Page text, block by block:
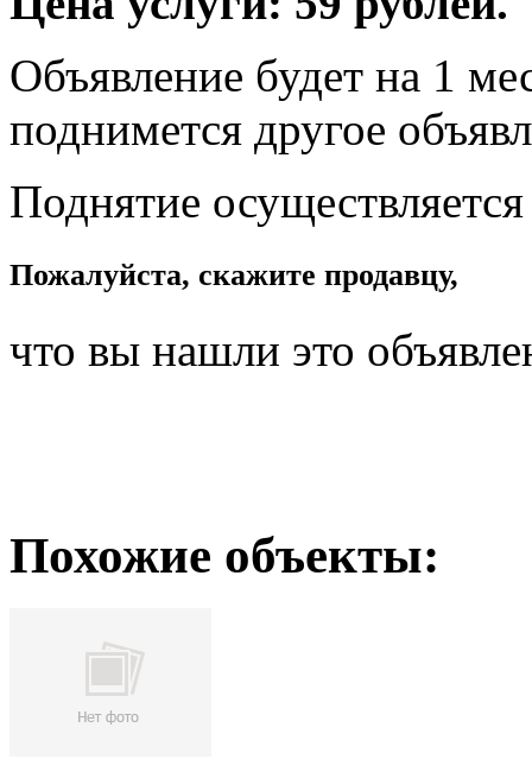
Объявление будет на 1
поднимется другое
Поднятие
Пожалуйста, скажите продавцу,
что вы нашли это
Похожие объекты: